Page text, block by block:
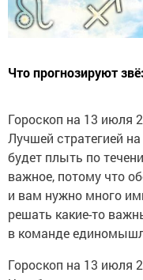
Что прогнозируют
Гороскоп на 13 июля
Лучшей стратегией
будет плыть по
важное, потому что
и вам нужно много
решать какие-то
в команде
Гороскоп на 13 июля